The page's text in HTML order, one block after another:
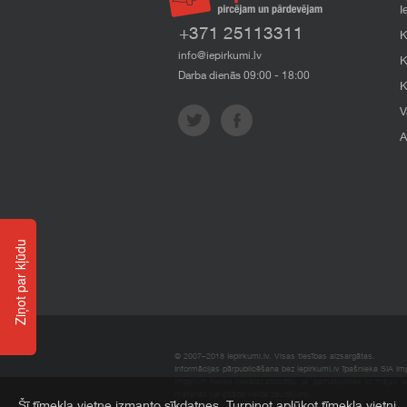
+371 25113311
info@iepirkumi.lv
Darba dienās 09:00 - 18:00
© 2007–2018 Iepirkumi.lv. Visas tiesības aizsargātas.
Informācijas pārpublicēšana bez iepirkumi.lv īpašnieka SIA
Ziņot par kļūdu